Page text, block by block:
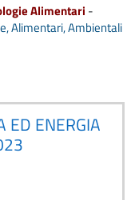
Alimentari -
Alimentari, Ambientali
ENERGIA